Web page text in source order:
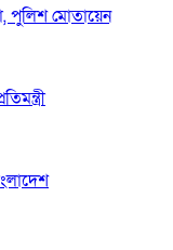
পুলিশ মোতায়েন